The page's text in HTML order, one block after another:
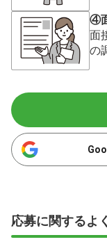
④
面
の
応募に関するよ